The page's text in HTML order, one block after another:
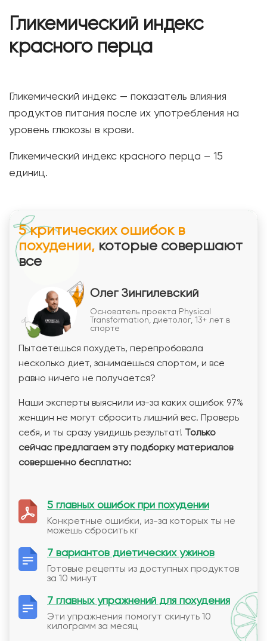
Гликемический индекс
красного перца
Гликемический индекс — показатель влияния
продуктов питания после их употребления на
уровень глюкозы в крови.
Гликемический индекс красного перца – 15
единиц.
5 критических ошибок в
похудении, которые совершают
все
Олег Зингилевский
Основатель проекта Physical
Transformation, диетолог, 13+ лет в
спорте
Пытаетешься похудеть, перепробовала
несколько диет, занимаешься спортом, и все
равно ничего не получается?
Наши эксперты выяснили из-за каких ошибок 97%
женщин не могут сбросить лишний вес. Проверь
себя, и ты сразу увидишь результат! Только
сейчас предлагаем эту подборку материалов
совершенно бесплатно:
5 главных ошибок при похудении
Конкретные ошибки, из-за которых ты не
можешь сбросить кг
7 вариантов диетических ужинов
Готовые рецепты из доступных продуктов
за 10 минут
7 главных упражнений для похудения
Эти упражнения помогут скинуть 10
килограмм за месяц